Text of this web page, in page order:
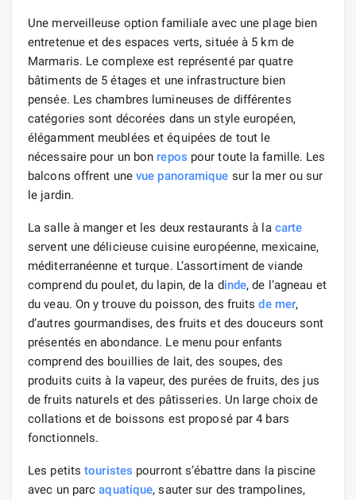
Une merveilleuse option familiale avec une plage bien
entretenue et des espaces verts, située à 5 km de
Marmaris. Le complexe est représenté par quatre
bâtiments de 5 étages et une infrastructure bien
pensée. Les chambres lumineuses de différentes
catégories sont décorées dans un style européen,
élégamment meublées et équipées de tout le
nécessaire pour un bon repos pour toute la famille. Les
balcons offrent une vue panoramique sur la mer ou sur
le jardin.
La salle à manger et les deux restaurants à la carte
servent une délicieuse cuisine européenne, mexicaine,
méditerranéenne et turque. L’assortiment de viande
comprend du poulet, du lapin, de la dinde, de l’agneau et
du veau. On y trouve du poisson, des fruitsde mer,
d’autres gourmandises, des fruits et des douceurs sont
présentés en abondance. Le menu pour enfants
comprend des bouillies de lait, des soupes, des
produits cuits à la vapeur, des purées de fruits, des jus
de fruits naturels et des pâtisseries. Un large choix de
collations et de boissons est proposé par 4 bars
fonctionnels.
Les petitstouristes pourront s’ébattre dans la piscine
avec un parcaquatique, sauter sur des trampolines,